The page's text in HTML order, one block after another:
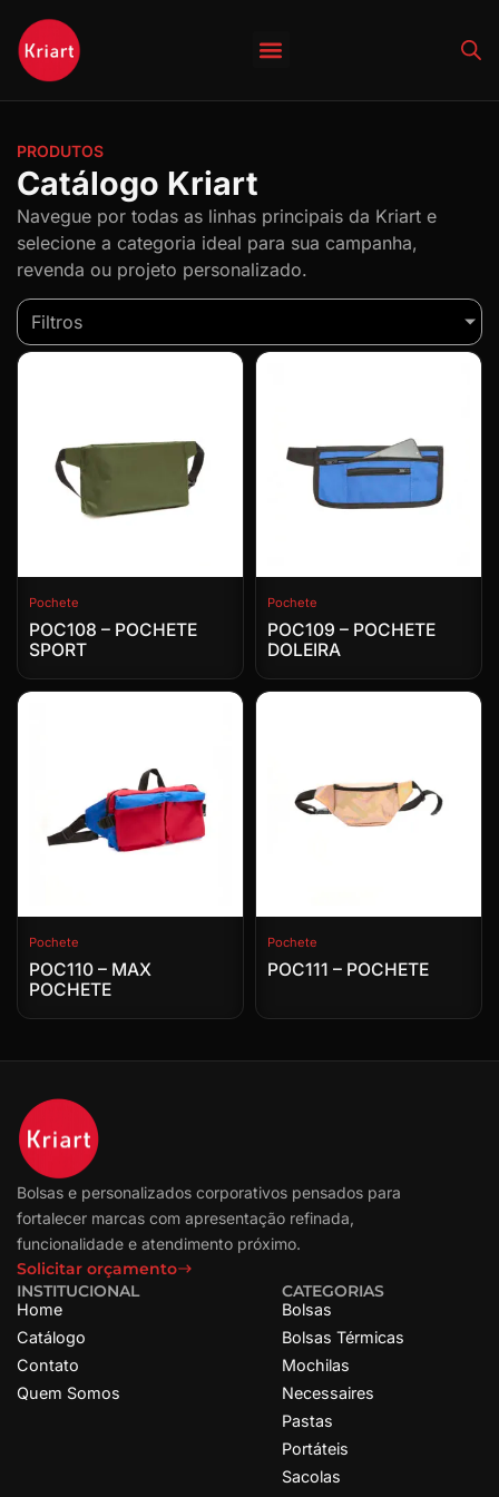
PRODUTOS
Catálogo Kriart
Navegue por todas as linhas principais da Kriart e
selecione a categoria ideal para sua campanha,
revenda ou projeto personalizado.
Filtros
Pochete
POC108 – POCHETE
SPORT
Pochete
POC109 – POCHETE
DOLEIRA
Pochete
POC110 – MAX
POCHETE
Pochete
POC111 – POCHETE
Bolsas e personalizados corporativos pensados para
fortalecer marcas com apresentação refinada,
funcionalidade e atendimento próximo.
Solicitar orçamento
INSTITUCIONAL
Home
Catálogo
Contato
Quem Somos
CATEGORIAS
Bolsas
Bolsas Térmicas
Mochilas
Necessaires
Pastas
Portáteis
Sacolas